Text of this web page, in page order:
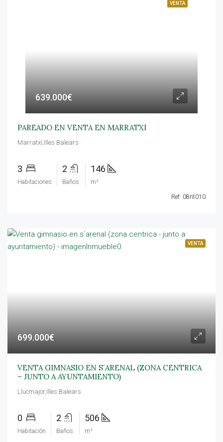
VENTA
639.000€
PAREADO EN VENTA EN MARRATXI
Marratxí,Illes Balears
3
Habitaciones
2
Baños
146
m²
Ref: 08nt010
VENTA
699.000€
VENTA GIMNASIO EN S´ARENAL (ZONA CENTRICA
– JUNTO A AYUNTAMIENTO)
Llucmajor,Illes Balears
0
Habitación
2
Baños
506
m²